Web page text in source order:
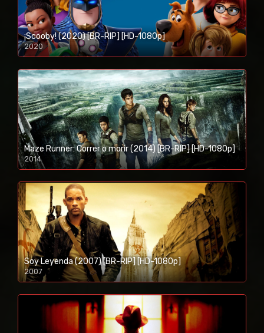
¡Scooby! (2020) [BR-RIP] [HD-1080p]
2020
1080p/720p
Maze Runner: Correr o morir (2014) [BR-RIP] [HD-1080p]
2014
1080p/720p
Soy Leyenda (2007) [BR-RIP] [HD-1080p]
2007
1080p/720p